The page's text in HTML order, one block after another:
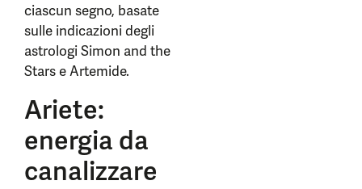
ciascun segno, basate
sulle indicazioni degli
astrologi Simon and the
Stars e Artemide.
Ariete:
energia da
canalizzare